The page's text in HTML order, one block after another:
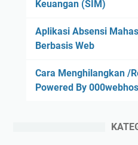
Keuangan (SIM)
Aplikasi Absensi
Berbasis Web
Cara Menghilangkan /
Powered By